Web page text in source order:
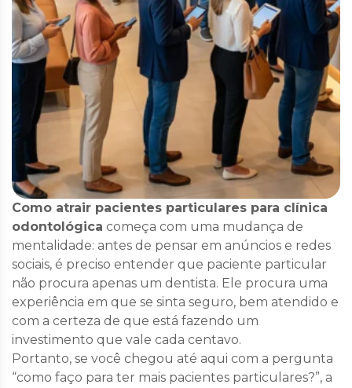
Como atrair pacientes particulares para clínica
odontológica começa com uma mudança de
mentalidade: antes de pensar em anúncios e redes
sociais, é preciso entender que paciente particular
não procura apenas um dentista. Ele procura uma
experiência em que se sinta seguro, bem atendido e
com a certeza de que está fazendo um
investimento que vale cada centavo.
Portanto, se você chegou até aqui com a pergunta
“como faço para ter mais pacientes particulares?”, a